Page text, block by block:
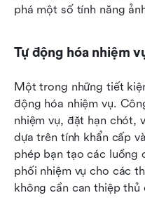
phá một số tính năng
Tự động hóa nhiệm
Một trong những tiết
động hóa nhiệm vụ.
nhiệm vụ, đặt hạn chót,
dựa trên tính khẩn cấp
phép bạn tạo các luồng
phối nhiệm vụ cho các
không cần can thiệp thủ